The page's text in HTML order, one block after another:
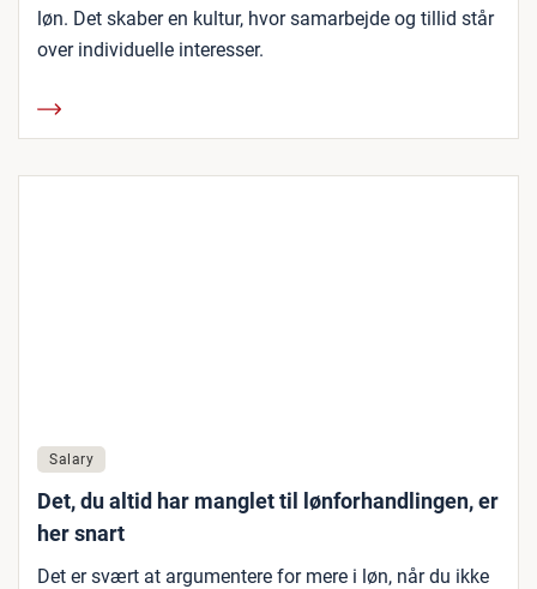
løn. Det skaber en kultur, hvor samarbejde og tillid står
over individuelle interesser.
Salary
Det, du altid har manglet til lønforhandlingen, er
her snart
Det er svært at argumentere for mere i løn, når du ikke